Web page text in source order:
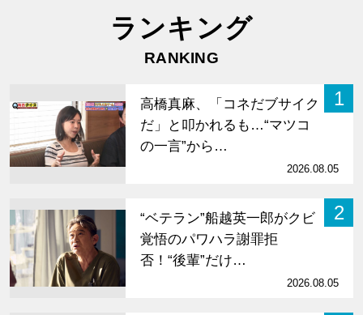
ランキング
RANKING
1
高橋真麻、「コネだブサイク
だ」と叩かれるも…“マツコ
の一言”から…
2026.08.05
2
“ベテラン”船越英一郎がクビ
覚悟のパワハラ謝罪拒
否！“後輩”だけ…
2026.08.05